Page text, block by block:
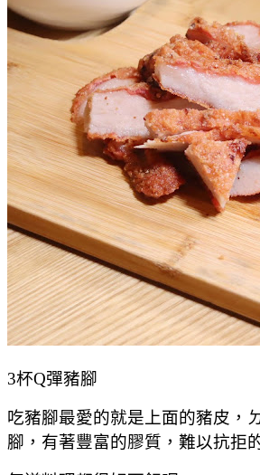
3杯Q彈豬腳
吃豬腳最愛的就是上面的豬皮，
腳，有著豐富的膠質，難以抗拒